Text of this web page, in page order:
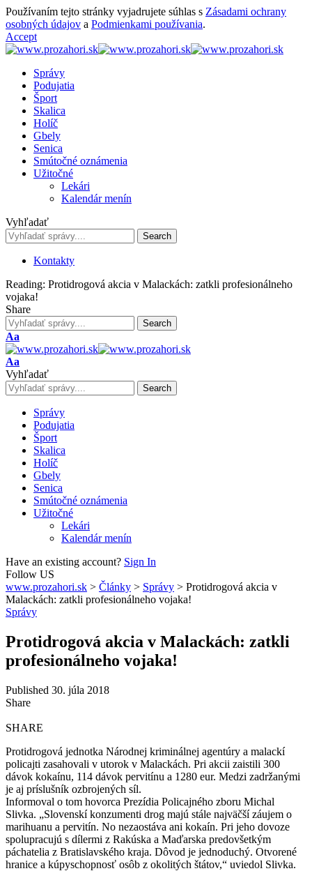
Používaním tejto stránky vyjadrujete súhlas s Zásadami ochrany
osobných údajov a Podmienkami používania.
Accept
Správy
Podujatia
Šport
Skalica
Holíč
Gbely
Senica
Smútočné oznámenia
Užitočné
Lekári
Kalendár menín
Vyhľadať
Kontakty
Reading: Protidrogová akcia v Malackách: zatkli profesionálneho
vojaka!
Share
Font
Resizer
Aa
Font
Resizer
Aa
Vyhľadať
Správy
Podujatia
Šport
Skalica
Holíč
Gbely
Senica
Smútočné oznámenia
Užitočné
Lekári
Kalendár menín
Have an existing account? Sign In
Follow US
www.prozahori.sk > Články > Správy > Protidrogová akcia v
Malackách: zatkli profesionálneho vojaka!
Správy
Protidrogová akcia v Malackách: zatkli
profesionálneho vojaka!
Published 30. júla 2018
Share
SHARE
Protidrogová jednotka Národnej kriminálnej agentúry a malackí
policajti zasahovali v utorok v Malackách. Pri akcii zaistili 300
dávok kokaínu, 114 dávok pervitínu a 1280 eur. Medzi zadržanými
je aj príslušník ozbrojených síl.
Informoval o tom hovorca Prezídia Policajného zboru Michal
Slivka. „Slovenskí konzumenti drog majú stále najväčší záujem o
marihuanu a pervitín. No nezaostáva ani kokaín. Pri jeho dovoze
spolupracujú s dílermi z Rakúska a Maďarska predovšetkým
páchatelia z Bratislavského kraja. Dôvod je jednoduchý. Otvorené
hranice a kúpyschopnosť osôb z okolitých štátov,“ uviedol Slivka.